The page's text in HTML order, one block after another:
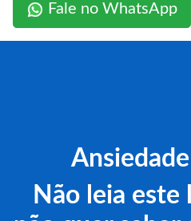
Fale no WhatsApp
Não leia este